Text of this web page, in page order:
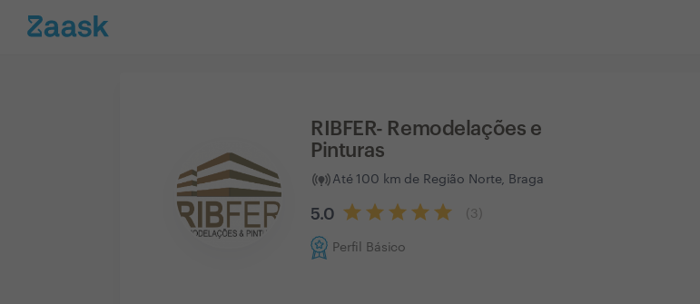
RIBFER- Remodelações e
Pinturas
Até 100 km de Região Norte, Braga
5.0 ( 3
Perfil Básico